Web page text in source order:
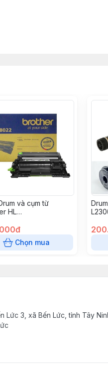
và cụm từ
HL
B027)
Chọn mua
Lức 3, xã Bến Lức, tỉnh Tây